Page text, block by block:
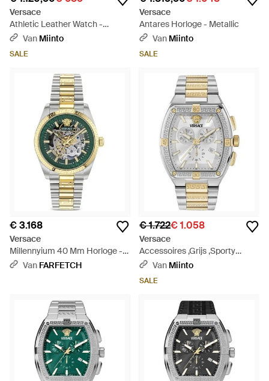
Versace
Athletic Leather Watch -
Metallic
Van Miinto
SALE
Versace
Antares Horloge - Metallic
Van Miinto
SALE
€ 3.168
Versace
Millennyium 40 Mm Horloge -
Metallic
Van FARFETCH
€ 1.722€ 1.058
Versace
Accessoires ,Grijs ,Sporty
Tonneau Greca Chronograph -
Van Miinto
SALE